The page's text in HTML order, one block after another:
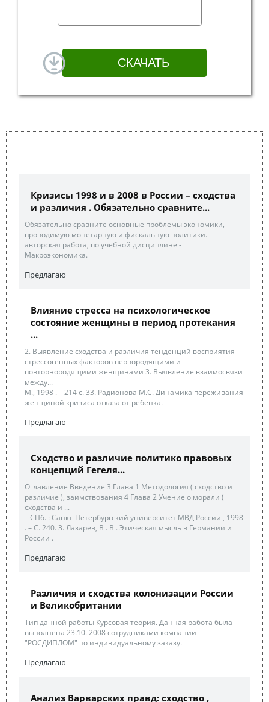
Кризисы 1998 и в 2008 в России – сходства
и различия . Обязательно сравните...
Обязательно сравните основные проблемы экономики,
проводимую монетарную и фискальную политики. -
авторская работа, по учебной дисциплине -
Макроэкономика.
Предлагаю
Влияние стресса на психологическое
состояние женщины в период протекания
...
2. Выявление сходства и различия тенденций восприятия
стрессогенных факторов первородящими и
повторнородящими женщинами 3. Выявление взаимосвязи
между...
М., 1998 . – 214 с. 33. Радионова М.С. Динамика переживания
женщиной кризиса отказа от ребенка. –
Предлагаю
Сходство и различие политико правовых
концепций Гегеля...
Оглавление Введение 3 Глава 1 Методология ( сходство и
различие ), заимствования 4 Глава 2 Учение о морали (
сходства и ...
– СПб. : Санкт-Петербургский университет МВД России , 1998
. – С. 240. 3. Лазарев, В . В . Этическая мысль в Германии и
России .
Предлагаю
Различия и сходства колонизации России
и Великобритании
Тип данной работы Курсовая теория. Данная работа была
выполнена 23.10. 2008 сотрудниками компании
"РОСДИПЛОМ" по индивидуальному заказу.
Предлагаю
Анализ Варварских правд: сходство ,